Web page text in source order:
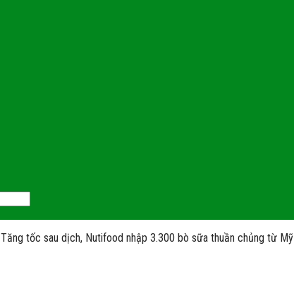
Tăng tốc sau dịch, Nutifood nhập 3.300 bò sữa thuần chủng từ Mỹ